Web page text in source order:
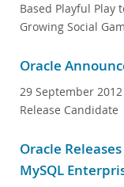
MySQL オンデマン
イベント
MySQL Health Check
ニュースリリース
ご購入方法
ダウンロード
Based Playful Play
Growing Social
Oracle
29 September 2012
Release Candidate
Oracle
MySQL